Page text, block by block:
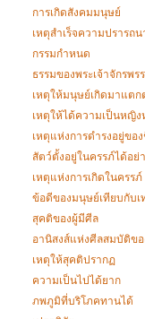
การเกิดสังคมมนุษย์
เหตุสำเร็จความปรารถน
กรรมกำหนด
ธรรมของพระเจ้าจักรพร
เหตุให้มนุษย์เกิดมาแตก
เหตุให้ได้ความเป็นหญิง
เหตุแห่งการดำรงอยู่ขอ
สัตว์ตั้งอยู่ในครรภ์ได้อย่
เหตุแห่งการเกิดในครรภ์
ข้อดีของมนุษย์เทียบกับ
สุคติของผู้มีศีล
อานิสงส์แห่งศีลสมบัติข
เหตุให้สุคติปรากฏ
ความเป็นไปได้ยาก
ภพภูมิที่บริโภคทานได้